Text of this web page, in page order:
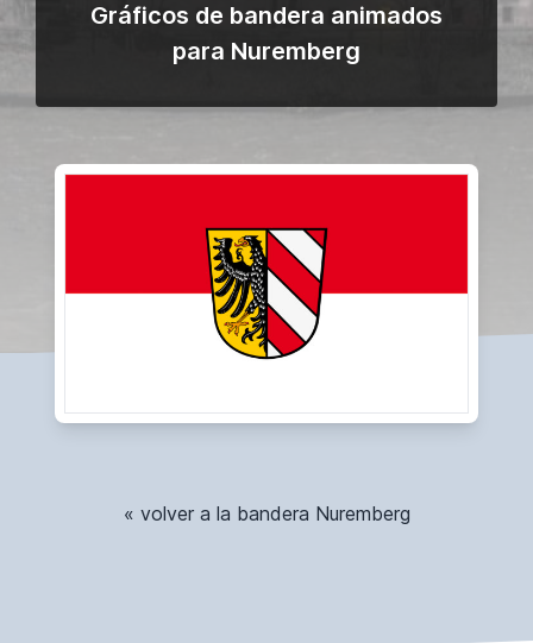
Gráficos de bandera animados
para Nuremberg
« volver a la bandera Nuremberg